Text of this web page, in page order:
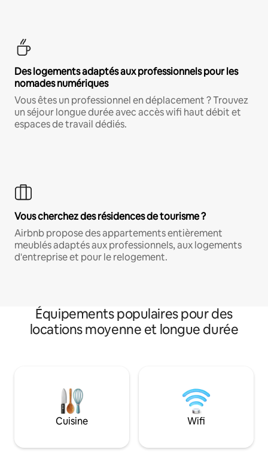
Des logements adaptés aux professionnels pour les
nomades numériques
Vous êtes un professionnel en déplacement ? Trouvez
un séjour longue durée avec accès wifi haut débit et
espaces de travail dédiés.
Vous cherchez des résidences de tourisme ?
Airbnb propose des appartements entièrement
meublés adaptés aux professionnels, aux logements
d'entreprise et pour le relogement.
Équipements populaires pour des
locations moyenne et longue durée
Cuisine Wifi